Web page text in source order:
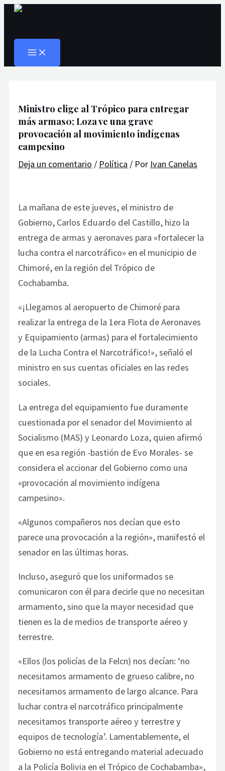
Ir
contenido
MAIN
Ministro elige al Trópico para entregar
más armas0; Loza ve una grave
provocación al movimiento indígenas
campesino
Deja un comentario / Política / Por Ivan Canelas
La mañana de este jueves, el ministro de
Gobierno, Carlos Eduardo del Castillo, hizo la
entrega de armas y aeronaves para «fortalecer la
lucha contra el narcotráfico» en el municipio de
Chimoré, en la región del Trópico de
Cochabamba.
«¡Llegamos al aeropuerto de Chimoré para
realizar la entrega de la 1era Flota de Aeronaves
y Equipamiento (armas) para el fortalecimiento
de la Lucha Contra el Narcotráfico!», señaló el
ministro en sus cuentas oficiales en las redes
sociales.
La entrega del equipamiento fue duramente
cuestionada por el senador del Movimiento al
Socialismo (MAS) y Leonardo Loza, quien afirmó
que en esa región -bastión de Evo Morales- se
considera el accionar del Gobierno como una
«provocación al movimiento indígena
campesino».
«Algunos compañeros nos decían que esto
parece una provocación a la región», manifestó el
senador en las últimas horas.
Incluso, aseguró que los uniformados se
comunicaron con él para decirle que no necesitan
armamento, sino que la mayor necesidad que
tienen es la de medios de transporte aéreo y
terrestre.
«Ellos (los policías de la Felcn) nos decían: ‘no
necesitamos armamento de grueso calibre, no
necesitamos armamento de largo alcance. Para
luchar contra el narcotráfico principalmente
necesitamos transporte aéreo y terrestre y
equipos de tecnología’. Lamentablemente, el
Gobierno no está entregando material adecuado
a la Policía Bolivia en el Trópico de Cochabamba»,
Navegación
entradas
Escribe
Nombre*
Correo
Web